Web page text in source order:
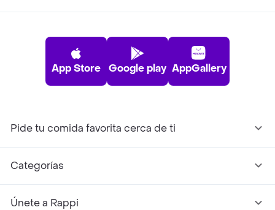
App Store Google play AppGallery
Pide tu comida favorita cerca de ti
Categorías
Únete a Rappi